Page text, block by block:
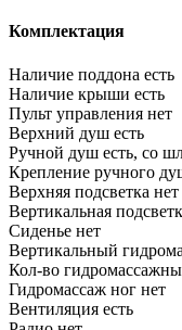
Комплектация
Наличие поддона есть
Наличие крыши есть
Пульт управления нет
Верхний душ есть
Ручной душ есть, со
Крепление ручного
Верхняя подсветка нет
Вертикальная
Сиденье нет
Вертикальный
Кол-во
Гидромассаж ног нет
Вентиляция есть